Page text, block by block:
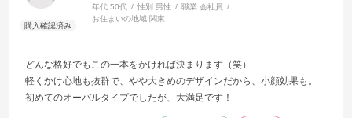
年代:50代 性別:男性 職業:会社員
お住まいの地域:関東
どんな格好でもこの一本をかければ決まります（笑）
軽くかけ心地も抜群で、やや大きめのデザインだから、小顔効果も。
初めてのオーバルタイプでしたが、大満足です！